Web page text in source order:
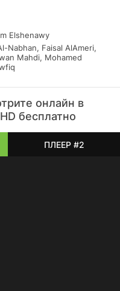
Elshenawy
Nabhan, Faisal AlAmeri,
Mahdi, Mohamed
онлайн в
бесплатно
ПЛЕЕР #2